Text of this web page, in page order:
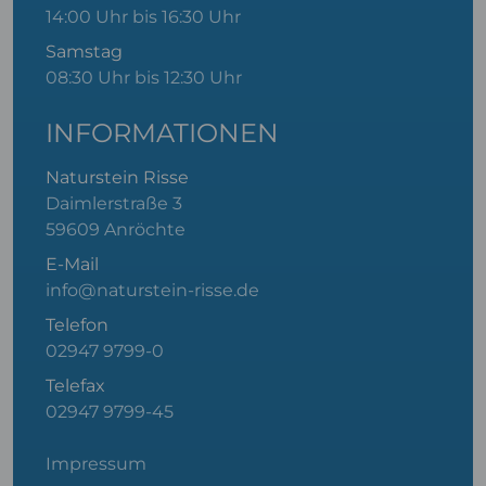
14:00 Uhr bis 16:30 Uhr
Samstag
08:30 Uhr bis 12:30 Uhr
INFORMATIONEN
Naturstein Risse
Daimlerstraße 3
59609 Anröchte
E-Mail
info@naturstein-risse.de
Telefon
02947 9799-0
Telefax
02947 9799-45
Impressum